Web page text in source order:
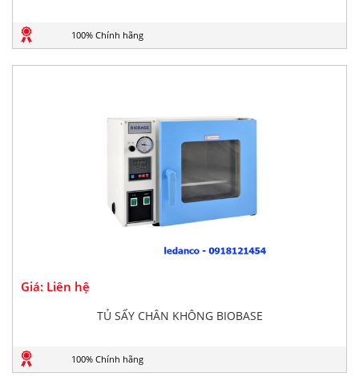
100% Chính hãng
Giá: Liên hệ
TỦ SẤY CHÂN KHÔNG BIOBASE
100% Chính hãng